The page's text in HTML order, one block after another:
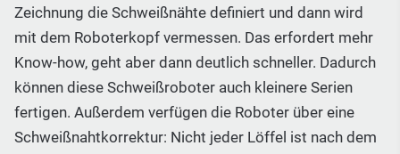
Zeichnung die Schweißnähte definiert und dann wird
mit dem Roboterkopf vermessen. Das erfordert mehr
Know-how, geht aber dann deutlich schneller. Dadurch
können diese Schweißroboter auch kleinere Serien
fertigen. Außerdem verfügen die Roboter über eine
Schweißnahtkorrektur: Nicht jeder Löffel ist nach dem